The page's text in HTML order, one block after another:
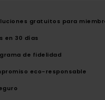
gratuitos para
en 30 días
de fidelidad
eco-responsable